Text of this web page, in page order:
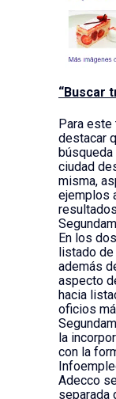
“Buscar
Para
destacar
ciudad
misma,
ejemplos
En los
listado
además
aspecto
hacia
oficios
la
con la
Adecco
separada